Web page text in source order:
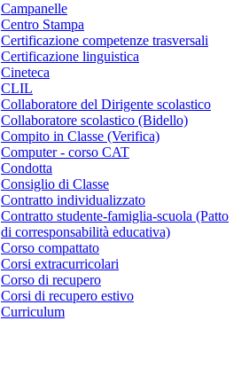
Campanelle
Centro Stampa
Certificazione competenze trasversali
Certificazione linguistica
Cineteca
CLIL
Collaboratore del Dirigente scolastico
Collaboratore scolastico (Bidello)
Compito in Classe (Verifica)
Computer - corso CAT
Condotta
Consiglio di Classe
Contratto individualizzato
Contratto studente-famiglia-scuola (Patto
di corresponsabilità educativa)
Corso compattato
Corsi extracurricolari
Corso di recupero
Corsi di recupero estivo
Curriculum